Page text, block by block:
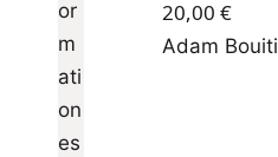
20,00 €
Adam Bouiti